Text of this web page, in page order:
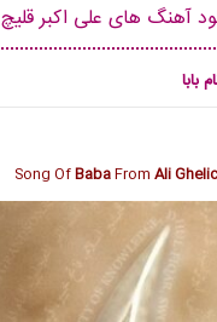
آهنگ های علی اکبر قلیچ
بابا
Song OfBabaFrom Ali